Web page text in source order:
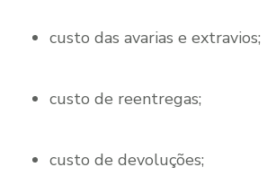
custo das avarias e extravios;
custo de reentregas;
custo de devoluções;